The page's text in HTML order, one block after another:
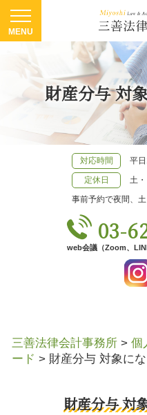
財産分与 対
対応時間
平
定休日
土
事前予約で夜間、
03-
web会議（Zoom、
三善法律会計事務所 > 個
ード > 財産分与 対象に
財産分与 対